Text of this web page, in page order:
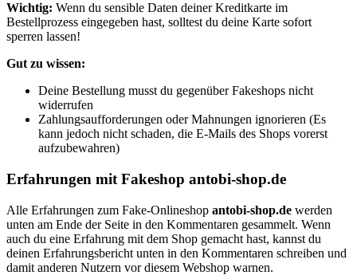
Wichtig: Wenn du sensible Daten deiner Kreditkarte im
Bestellprozess eingegeben hast, solltest du deine Karte sofort
sperren lassen!
Gut zu wissen:
Deine Bestellung musst du gegenüber Fakeshops nicht
widerrufen
Zahlungsaufforderungen oder Mahnungen ignorieren (Es
kann jedoch nicht schaden, die E-Mails des Shops vorerst
aufzubewahren)
Erfahrungen mit Fakeshop antobi-shop.de
Alle Erfahrungen zum Fake-Onlineshop antobi-shop.de werden
unten am Ende der Seite in den Kommentaren gesammelt. Wenn
auch du eine Erfahrung mit dem Shop gemacht hast, kannst du
deinen Erfahrungsbericht unten in den Kommentaren schreiben und
damit anderen Nutzern vor diesem Webshop warnen.